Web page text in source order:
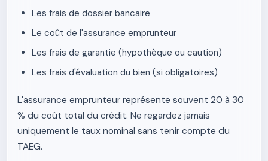
Les frais de dossier bancaire
Le coût de l'assurance emprunteur
Les frais de garantie (hypothèque ou caution)
Les frais d'évaluation du bien (si obligatoires)
L'assurance emprunteur représente souvent 20 à 30
% du coût total du crédit. Ne regardez jamais
uniquement le taux nominal sans tenir compte du
TAEG.